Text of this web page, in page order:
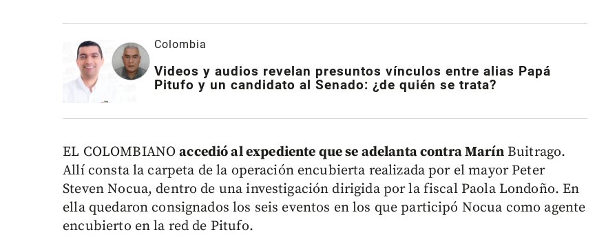
Colombia
Videos y audios revelan presuntos vínculos entre alias Papá
Pitufo y un candidato al Senado: ¿de quién se trata?
EL COLOMBIANOaccedió al expediente que se adelanta contra MarínBuitrago.
Allí consta la carpeta de la operación encubierta realizada por el mayor Peter
Steven Nocua, dentro de una investigación dirigida por la fiscal Paola Londoño. En
ella quedaron consignados los seis eventos en los que participó Nocua como agente
encubierto en la red de Pitufo.